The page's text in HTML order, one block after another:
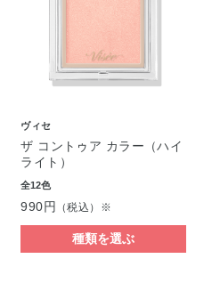
ヴィセ
ザ コントゥア カラー（ハイ
ライト）
全12色
990円 （税込）※
種類を選ぶ